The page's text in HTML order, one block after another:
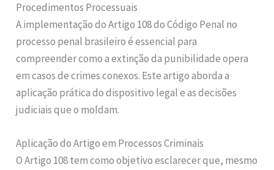
Procedimentos Processuais
A implementação do Artigo 108 do Código Penal no
processo penal brasileiro é essencial para
compreender como a extinção da punibilidade opera
em casos de crimes conexos. Este artigo aborda a
aplicação prática do dispositivo legal e as decisões
judiciais que o moldam.
Aplicação do Artigo em Processos Criminais
O Artigo 108 tem como objetivo esclarecer que, mesmo